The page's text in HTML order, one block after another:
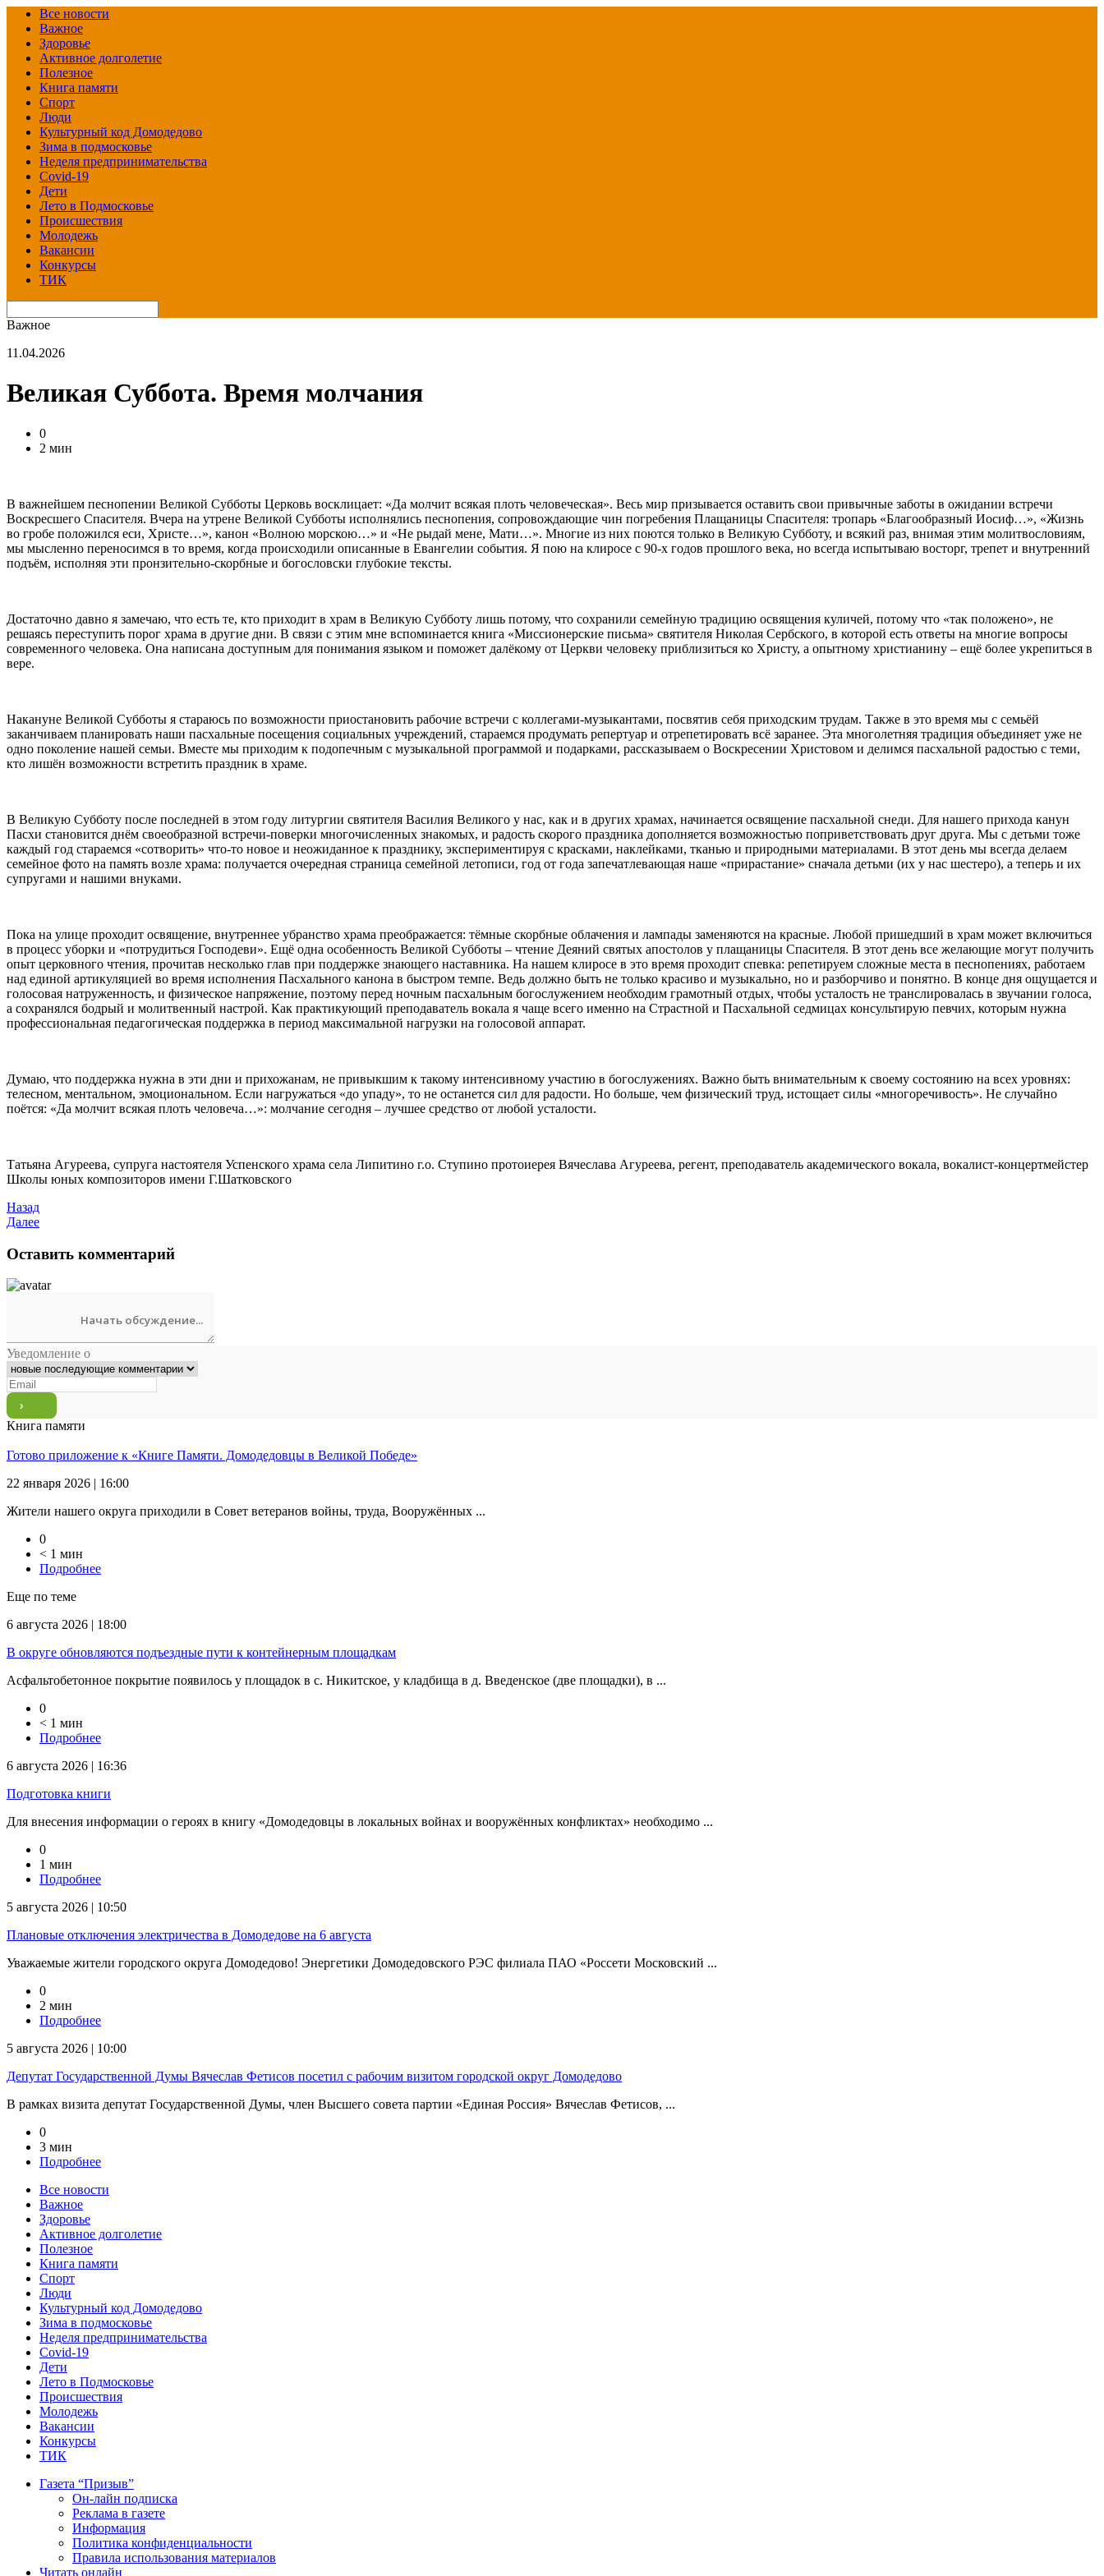
Все новости
Важное
Здоровье
Активное долголетие
Полезное
Книга памяти
Спорт
Люди
Культурный код Домодедово
Зима в подмосковье
Неделя предпринимательства
Covid-19
Дети
Лето в Подмосковье
Происшествия
Молодежь
Вакансии
Конкурсы
ТИК
Важное
11.04.2026
Великая Суббота. Время молчания
0
2 мин
В важнейшем песнопении Великой Субботы Церковь восклицает: «Да молчит всякая плоть человеческая». Весь мир призывается оставить свои привычные заботы в ожидании встречи
Воскресшего Спасителя. Вчера на утрене Великой Субботы исполнялись песнопения, сопровождающие чин погребения Плащаницы Спасителя: тропарь «Благообразный Иосиф…», «Жизнь
во гробе положился еси, Христе…», канон «Волною морскою…» и «Не рыдай мене, Мати…». Многие из них поются только в Великую Субботу, и всякий раз, внимая этим молитвословиям,
мы мысленно переносимся в то время, когда происходили описанные в Евангелии события. Я пою на клиросе с 90-х годов прошлого века, но всегда испытываю восторг, трепет и внутренний
подъём, исполняя эти пронзительно-скорбные и богословски глубокие тексты.
Достаточно давно я замечаю, что есть те, кто приходит в храм в Великую Субботу лишь потому, что сохранили семейную традицию освящения куличей, потому что «так положено», не
решаясь переступить порог храма в другие дни. В связи с этим мне вспоминается книга «Миссионерские письма» святителя Николая Сербского, в которой есть ответы на многие вопросы
современного человека. Она написана доступным для понимания языком и поможет далёкому от Церкви человеку приблизиться ко Христу, а опытному христианину – ещё более укрепиться в
вере.
Накануне Великой Субботы я стараюсь по возможности приостановить рабочие встречи с коллегами-музыкантами, посвятив себя приходским трудам. Также в это время мы с семьёй
заканчиваем планировать наши пасхальные посещения социальных учреждений, стараемся продумать репертуар и отрепетировать всё заранее. Эта многолетняя традиция объединяет уже не
одно поколение нашей семьи. Вместе мы приходим к подопечным с музыкальной программой и подарками, рассказываем о Воскресении Христовом и делимся пасхальной радостью с теми,
кто лишён возможности встретить праздник в храме.
В Великую Субботу после последней в этом году литургии святителя Василия Великого у нас, как и в других храмах, начинается освящение пасхальной снеди. Для нашего прихода канун
Пасхи становится днём своеобразной встречи-поверки многочисленных знакомых, и радость скорого праздника дополняется возможностью поприветствовать друг друга. Мы с детьми тоже
каждый год стараемся «сотворить» что-то новое и неожиданное к празднику, экспериментируя с красками, наклейками, тканью и природными материалами. В этот день мы всегда делаем
семейное фото на память возле храма: получается очередная страница семейной летописи, год от года запечатлевающая наше «прирастание» сначала детьми (их у нас шестеро), а теперь и их
супругами и нашими внуками.
Пока на улице проходит освящение, внутреннее убранство храма преображается: тёмные скорбные облачения и лампады заменяются на красные. Любой пришедший в храм может включиться
в процесс уборки и «потрудиться Господеви». Ещё одна особенность Великой Субботы – чтение Деяний святых апостолов у плащаницы Спасителя. В этот день все желающие могут получить
опыт церковного чтения, прочитав несколько глав при поддержке знающего наставника. На нашем клиросе в это время проходит спевка: репетируем сложные места в песнопениях, работаем
над единой артикуляцией во время исполнения Пасхального канона в быстром темпе. Ведь должно быть не только красиво и музыкально, но и разборчиво и понятно. В конце дня ощущается и
голосовая натруженность, и физическое напряжение, поэтому перед ночным пасхальным богослужением необходим грамотный отдых, чтобы усталость не транслировалась в звучании голоса,
а сохранялся бодрый и молитвенный настрой. Как практикующий преподаватель вокала я чаще всего именно на Страстной и Пасхальной седмицах консультирую певчих, которым нужна
профессиональная педагогическая поддержка в период максимальной нагрузки на голосовой аппарат.
Думаю, что поддержка нужна в эти дни и прихожанам, не привыкшим к такому интенсивному участию в богослужениях. Важно быть внимательным к своему состоянию на всех уровнях:
телесном, ментальном, эмоциональном. Если нагружаться «до упаду», то не останется сил для радости. Но больше, чем физический труд, истощает силы «многоречивость». Не случайно
поётся: «Да молчит всякая плоть человеча…»: молчание сегодня – лучшее средство от любой усталости.
Татьяна Агуреева, супруга настоятеля Успенского храма села Липитино г.о. Ступино протоиерея Вячеслава Агуреева, регент, преподаватель академического вокала, вокалист-концертмейстер
Школы юных композиторов имени Г.Шатковского
Назад
Далее
Оставить комментарий
Уведомление о
Книга памяти
Готово приложение к «Книге Памяти. Домодедовцы в Великой Победе»
22 января 2026 | 16:00
Жители нашего округа приходили в Совет ветеранов войны, труда, Вооружённых ...
0
< 1 мин
Подробнее
Еще по теме
6 августа 2026 | 18:00
В округе обновляются подъездные пути к контейнерным площадкам
Асфальтобетонное покрытие появилось у площадок в с. Никитское, у кладбища в д. Введенское (две площадки), в ...
0
< 1 мин
Подробнее
6 августа 2026 | 16:36
Подготовка книги
Для внесения информации о героях в книгу «Домодедовцы в локальных войнах и вооружённых конфликтах» необходимо ...
0
1 мин
Подробнее
5 августа 2026 | 10:50
Плановые отключения электричества в Домодедове на 6 августа
Уважаемые жители городского округа Домодедово! Энергетики Домодедовского РЭС филиала ПАО «Россети Московский ...
0
2 мин
Подробнее
5 августа 2026 | 10:00
Депутат Государственной Думы Вячеслав Фетисов посетил с рабочим визитом городской округ Домодедово
В рамках визита депутат Государственной Думы, член Высшего совета партии «Единая Россия» Вячеслав Фетисов, ...
0
3 мин
Подробнее
Все новости
Важное
Здоровье
Активное долголетие
Полезное
Книга памяти
Спорт
Люди
Культурный код Домодедово
Зима в подмосковье
Неделя предпринимательства
Covid-19
Дети
Лето в Подмосковье
Происшествия
Молодежь
Вакансии
Конкурсы
ТИК
Газета “Призыв”
Он-лайн подписка
Реклама в газете
Информация
Политика конфиденциальности
Правила использования материалов
Читать онлайн